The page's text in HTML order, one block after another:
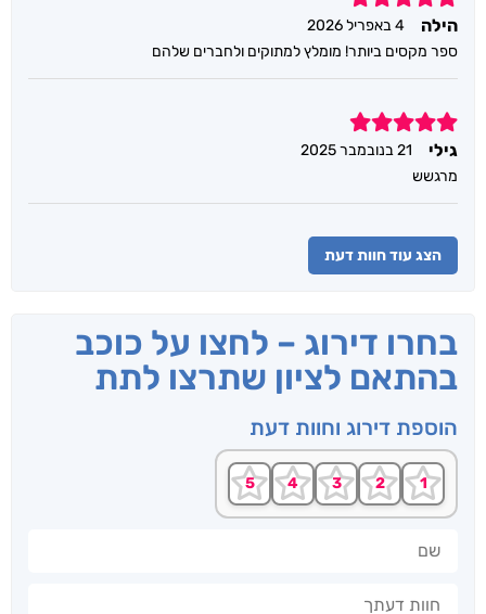
הילה
4 באפריל 2026
ספר מקסים ביותר! מומלץ למתוקים ולחברים שלהם
5
גילי
21 בנובמבר 2025
מרגשש
הצג עוד חוות דעת
בחרו דירוג – לחצו על כוכב
בהתאם לציון שתרצו לתת
הוספת דירוג וחוות דעת